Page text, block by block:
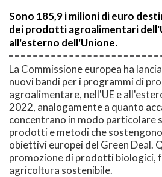
Sono 185,9 i milioni di euro
dei prodotti agroalimentari
all'esterno dell'Unione.
La Commissione europea ha
nuovi bandi per i programmi di
agroalimentare, nell'UE e
2022, analogamente a quanto
concentrano in modo particolare
prodotti e metodi che
obiettivi europei del Green Deal.
promozione di prodotti biologici,
agricoltura sostenibile.